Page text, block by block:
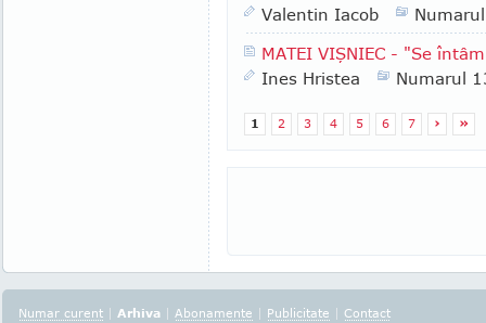
Valentin Iacob
MATEI VIŞNIEC - "Se
Ines Hristea
Numarul
1 2 3 4 5 6 7 › »
Numar curent | Arhiva | Abonamente | Publicitate | Contact